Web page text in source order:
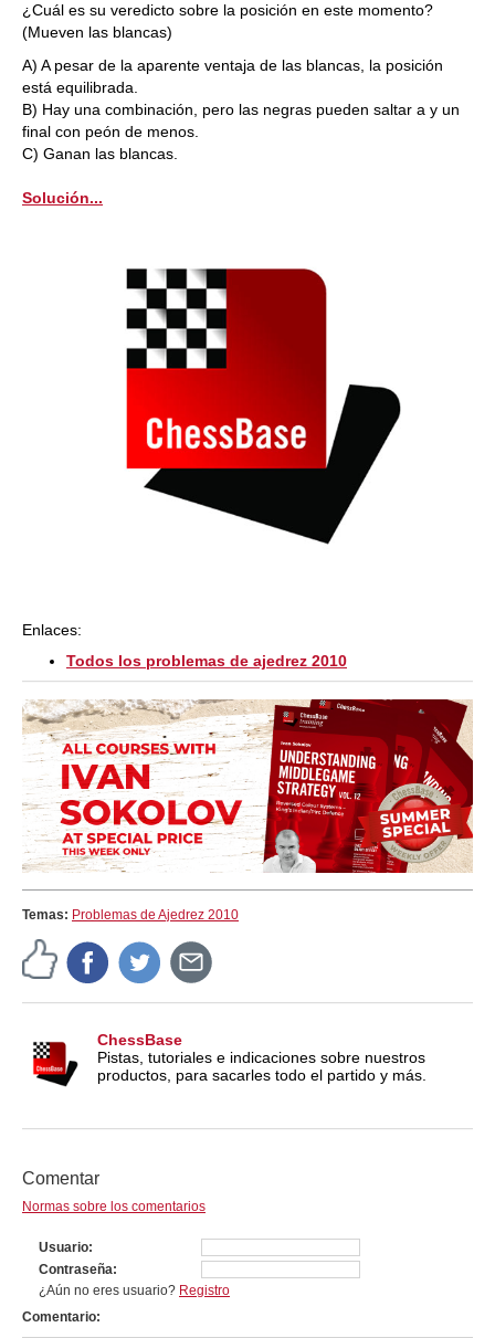
¿Cuál es su veredicto sobre la posición en este momento?
(Mueven las blancas)
A) A pesar de la aparente ventaja de las blancas, la posición
está equilibrada.
B) Hay una combinación, pero las negras pueden saltar a y un
final con peón de menos.
C) Ganan las blancas.
Solución...
Enlaces:
Todos los problemas de ajedrez 2010
Temas: Problemas de Ajedrez 2010
ChessBase
Pistas, tutoriales e indicaciones sobre nuestros
productos, para sacarles todo el partido y más.
Comentar
Normas sobre los comentarios
Usuario
Contraseña
¿Aún no eres usuario? Registro
Comentario